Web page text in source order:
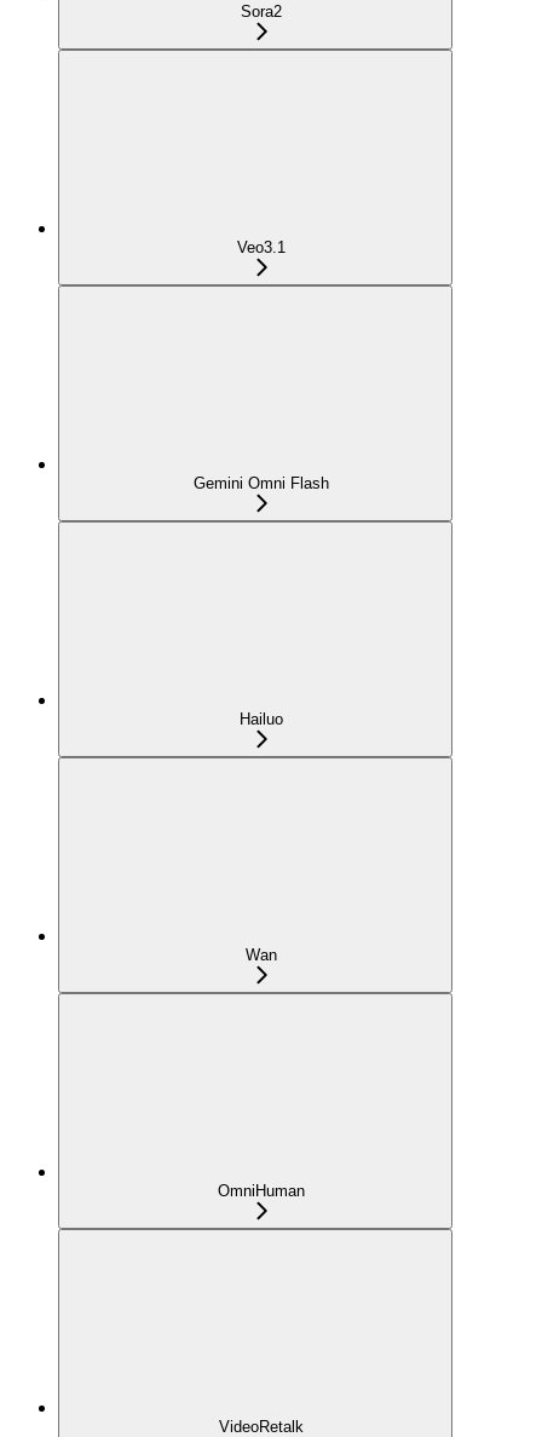
Sora2
Veo3.1
Gemini Omni Flash
Hailuo
Wan
OmniHuman
VideoRetalk